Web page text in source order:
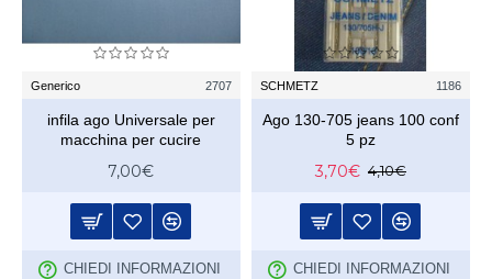
Generico 2707
infila ago Universale per
macchina per cucire
7,00€
CHIEDI INFORMAZIONI
SCHMETZ 1186
Ago 130-705 jeans 100 conf
5 pz
3,70€ 4,10€
CHIEDI INFORMAZIONI